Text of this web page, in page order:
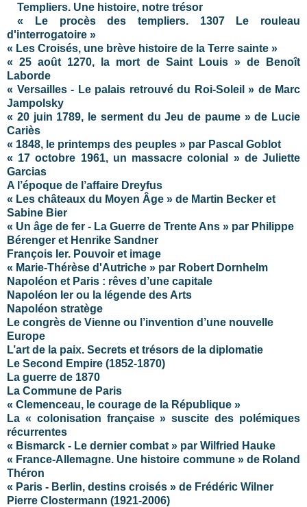
Templiers. Une histoire, notre trésor
« Le procès des templiers. 1307 Le rouleau
d'interrogatoire »
« Les Croisés, une brève histoire de la Terre sainte »
« 25 août 1270, la mort de Saint Louis » de Benoît
Laborde
« Versailles - Le palais retrouvé du Roi-Soleil » de Marc
Jampolsky
« 20 juin 1789, le serment du Jeu de paume » de Lucie
Cariès
« 1848, le printemps des peuples » par Pascal Goblot
« 17 octobre 1961, un massacre colonial » de Juliette
Garcias
A l’époque de l’affaire Dreyfus
« Les châteaux du Moyen Âge » de Martin Becker et
Sabine Bier
« Un âge de fer - La Guerre de Trente Ans » par Philippe
Bérenger et Henrike Sandner
François Ier. Pouvoir et image
« Marie-Thérèse d'Autriche » par Robert Dornhelm
Napoléon et Paris : rêves d’une capitale
Napoléon Ier ou la légende des Arts
Napoléon stratège
Le congrès de Vienne ou l’invention d’une nouvelle
Europe
L’art de la paix. Secrets et trésors de la diplomatie
Le Second Empire (1852-1870)
La guerre de 1870
La Commune de Paris
« Clemenceau, le courage de la République »
La « colonisation française » suscite des polémiques
récurrentes
« Bismarck - Le dernier combat » par Wilfried Hauke
« France-Allemagne. Une histoire commune » de Roland
Théron
« Paris - Berlin, destins croisés » de Frédéric Wilner
Pierre Clostermann (1921-2006)